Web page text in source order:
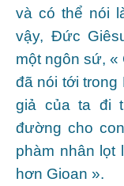
và có thể nói
vậy, Đức
một ngôn sứ,
đã nói tới trong
giả của ta đi
đường cho
phàm nhân lọt
hơn Gioan ».